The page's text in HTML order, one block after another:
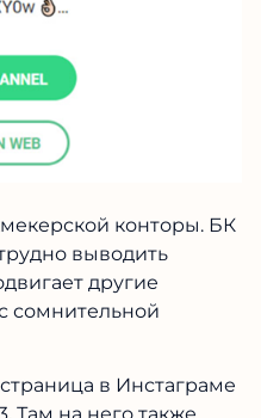
конторы. БК
выводить
другие
сомнительной
в Инстаграме